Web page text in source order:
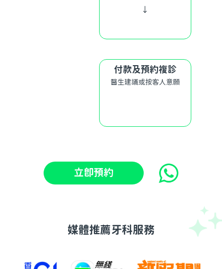
↓
付款及預約複診
醫生建議或按客人意願
立即預約
媒體推薦牙科服務